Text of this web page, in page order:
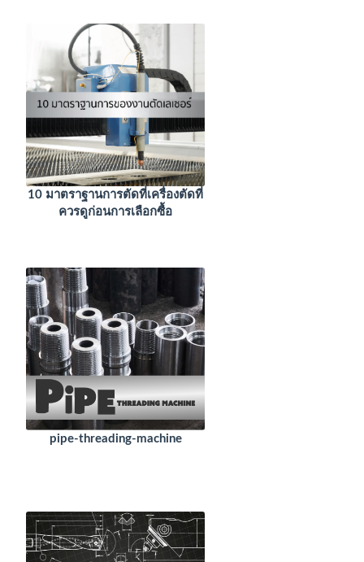
10 มาตราฐานการตัดที่เครื่องตัดที่
ควรดูก่อนการเลือกซื้อ
pipe-threading-machine